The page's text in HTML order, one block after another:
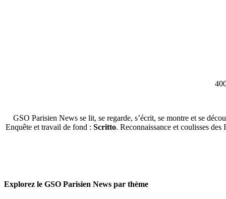
GSO Parisien News se lit, se regarde, s’écrit, se montre et se
Enquête et travail de fond : Scritto. Reconnaissance et coulisses
Explorez le GSO Parisien News par thème